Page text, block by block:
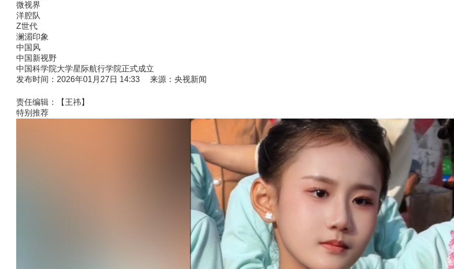
微视界
洋腔队
Z世代
澜湄印象
中国风
中国新视野
中国科学院大学星际航行学院正式成立
发布时间：2026年01月27日 14:33 来源：央视新闻
责任编辑：【王祎】
特别推荐